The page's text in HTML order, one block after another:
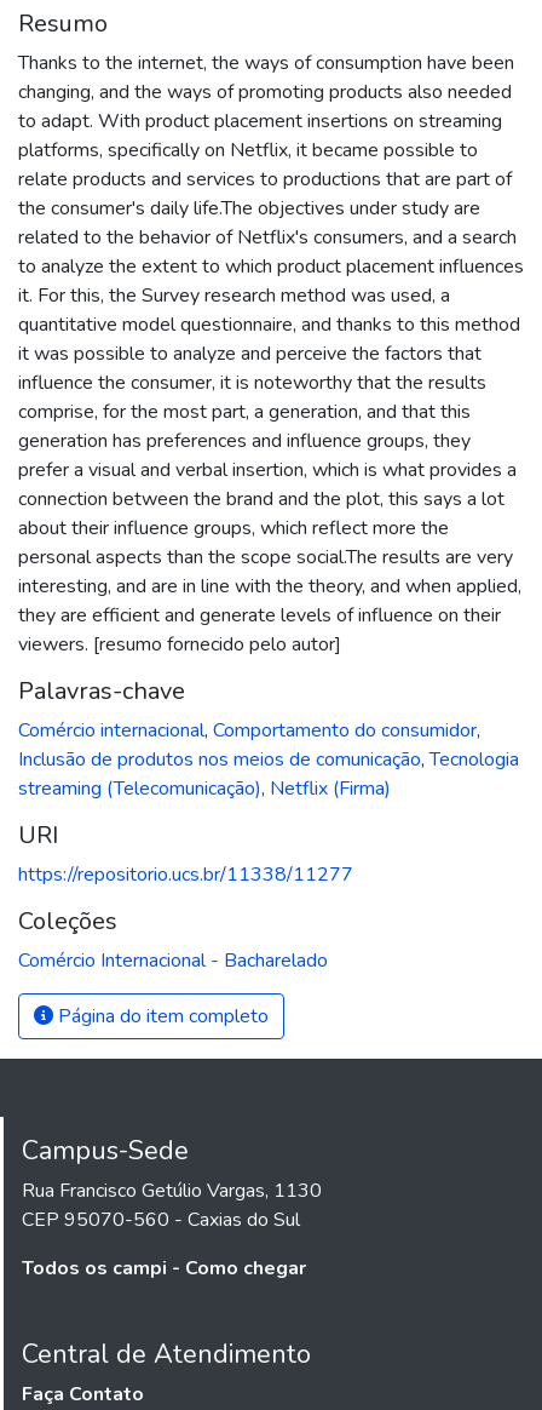
Resumo
Thanks to the internet, the ways of consumption have been
changing, and the ways of promoting products also needed
to adapt. With product placement insertions on streaming
platforms, specifically on Netflix, it became possible to
relate products and services to productions that are part of
the consumer's daily life.The objectives under study are
related to the behavior of Netflix's consumers, and a search
to analyze the extent to which product placement influences
it. For this, the Survey research method was used, a
quantitative model questionnaire, and thanks to this method
it was possible to analyze and perceive the factors that
influence the consumer, it is noteworthy that the results
comprise, for the most part, a generation, and that this
generation has preferences and influence groups, they
prefer a visual and verbal insertion, which is what provides a
connection between the brand and the plot, this says a lot
about their influence groups, which reflect more the
personal aspects than the scope social.The results are very
interesting, and are in line with the theory, and when applied,
they are efficient and generate levels of influence on their
viewers. [resumo fornecido pelo autor]
Palavras-chave
Comércio internacional, Comportamento do consumidor,
Inclusão de produtos nos meios de comunicação,Tecnologia
streaming (Telecomunicação), Netflix (Firma)
URI
https://repositorio.ucs.br/11338/11277
Coleções
Comércio Internacional - Bacharelado
Página do item completo
Campus-Sede
Rua Francisco Getúlio Vargas, 1130
CEP 95070-560 - Caxias do Sul
Todos os campi - Como chegar
Central de Atendimento
Faça Contato